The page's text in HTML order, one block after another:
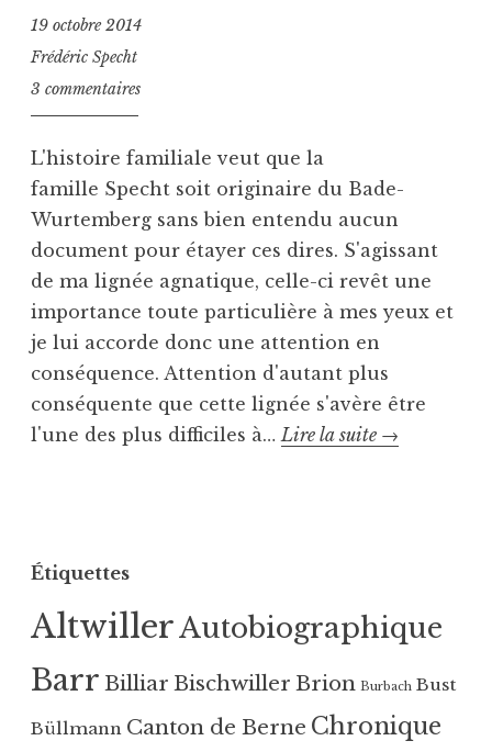
h
a
u
,
S
e
c
h
t
i
d
a
n
s
n
c
a
t
e
g
o
r
i
z
é
l
t
w
i
l
e
r
,
B
i
l
l
i
a
r
b
r
,
19 octobre 2014
Frédéric Specht
3 commentaires
L'histoire familiale veut que la
famille Specht soit originaire du Bade-
Wurtemberg sans bien entendu aucun
document pour étayer ces dires. S'agissant
de ma lignée agnatique, celle-ci revêt une
importance toute particulière à mes yeux et
je lui accorde donc une attention en
conséquence. Attention d'autant plus
conséquente que cette lignée s'avère être
l'une des plus difficiles à…Lire la suite Jeu
→
l
é
a
s
u
L
g
Étiquettes
AltwillerAutobiographique
Barr Billiar Bischwiller Brion Burbach Bust
Büllmann Canton de Berne Chronique